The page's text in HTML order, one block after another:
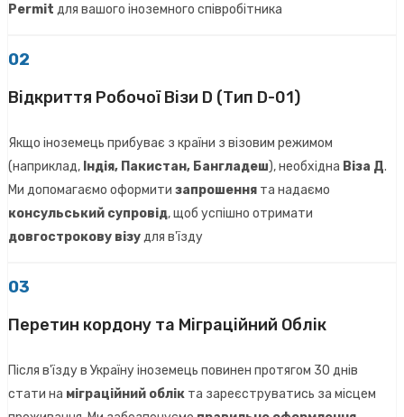
Permit для вашого іноземного співробітника
02
Відкриття Робочої Візи D (Тип D-01)
Якщо іноземець прибуває з країни з візовим режимом
(наприклад, Індія, Пакистан, Бангладеш), необхідна Віза Д.
Ми допомагаємо оформити запрошення та надаємо
консульський супровід, щоб успішно отримати
довгострокову візудля в'їзду
03
Перетин кордону та Міграційний Облік
Після в'їзду в Україну іноземець повинен протягом 30 днів
стати на міграційний облік та зареєструватись за місцем